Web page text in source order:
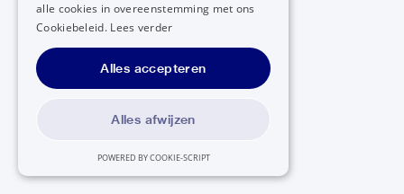
alle cookies in overeenstemming met ons
Cookiebeleid. Lees verder
Alles accepteren
Alles afwijzen
POWERED BY COOKIE-SCRIPT